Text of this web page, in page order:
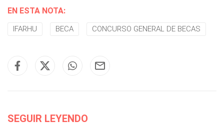
EN ESTA NOTA:
IFARHU BECA CONCURSO GENERAL DE BECAS
SEGUIR LEYENDO